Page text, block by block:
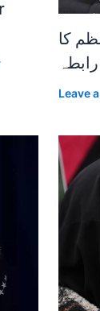
کا
Leave